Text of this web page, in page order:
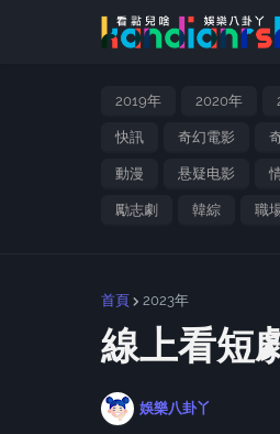
2019年 2020年
快訊 奇幻電影
動漫 悬疑电影
勵志劇 韓綜 職
首頁 2023年
線上看短
娛樂八卦丫